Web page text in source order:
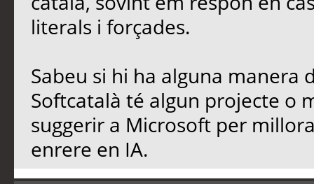
literals i forçades.
Sabeu si hi ha alguna manera
Softcatalà té algun projecte o
suggerir a Microsoft per
enrere en IA.